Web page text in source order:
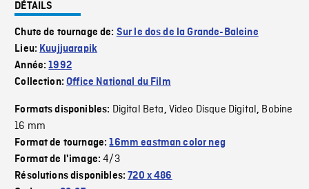
DÉTAILS
Chute de tournage de: Sur le dos de la Grande-Baleine
Lieu: Kuujjuarapik
Année:1992
Collection:Office National du Film
Formats disponibles: Digital Beta, Video Disque Digital, Bobine
16 mm
Format de tournage:16mm eastman color neg
Format de l'image:4/3
Résolutions disponibles:720 x 486